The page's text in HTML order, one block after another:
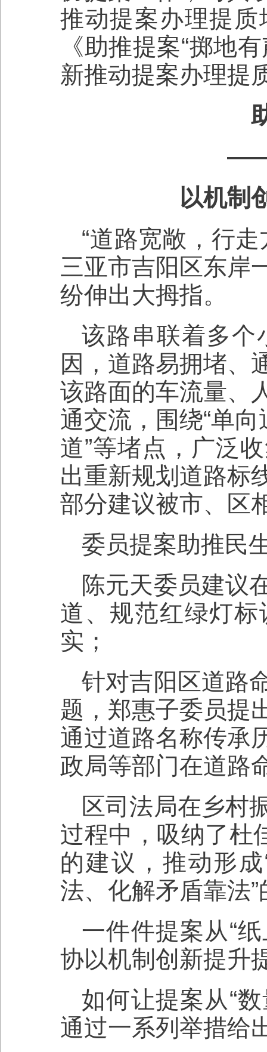
推动提案办理提
《助推提案“掷地
新推动提案办理提
——
以机制
“道路宽敞，行
三亚市吉阳区东岸
纷伸出大拇指。
该路串联着多个
因，道路易拥堵、
该路面的车流量、
通交流，围绕“单
道”等堵点，广泛
出重新规划道路标
部分建议被市、区
委员提案助推民
陈元天委员建议
道、规范红绿灯
实；
针对吉阳区道路
题，郑惠子委员提
通过道路名称传承
政局等部门在道路
区司法局在乡村
过程中，吸纳了杜
的建议，推动形
法、化解矛盾靠
一件件提案从“
协以机制创新提升
如何让提案从“
通过一系列举措给